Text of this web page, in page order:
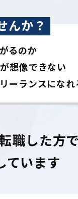
んか？
るのか
想像できない
ーランスにな
職した方
ています